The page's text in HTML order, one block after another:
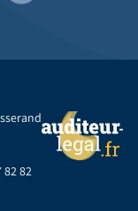
82 82